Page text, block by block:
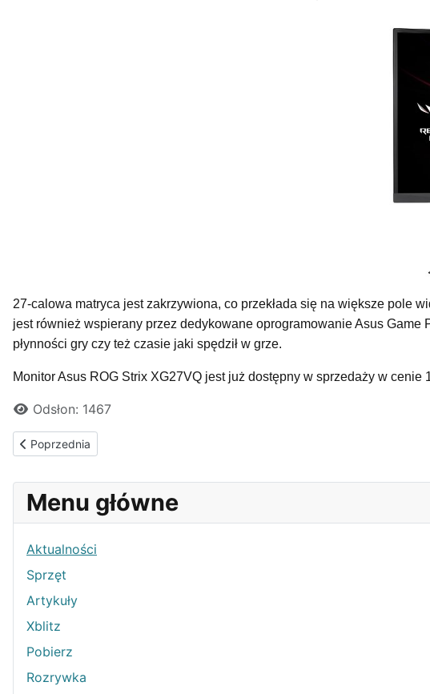
Menu główne
Aktualności
Sprzęt
Artykuły
Xblitz
Pobierz
Rozrywka
27-calowa matryca jest zakrzywiona, co przekłada się na większe pole
jest również wspierany przez dedykowane oprogramowanie Asus
płynności gry czy też czasie jaki spędził w grze.
Monitor Asus ROG Strix XG27VQ jest już dostępny w sprzedaży w cenie
Odsłon: 1467
Poprzednia strona: Obudowa komputerowa Zalman Z11 Plus HF1 - obudowa z
Poprzednia